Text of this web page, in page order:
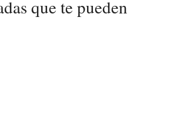
que te pueden